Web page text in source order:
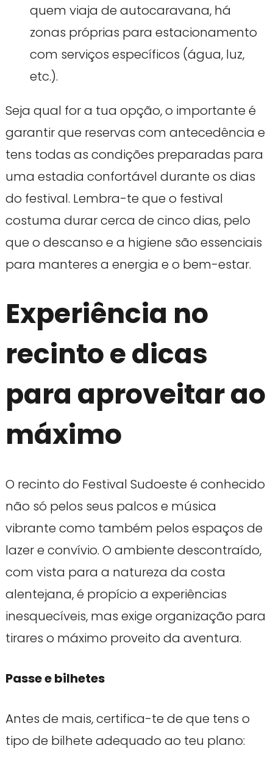
quem viaja de autocaravana, há
zonas próprias para estacionamento
com serviços específicos (água, luz,
etc.).
Seja qual for a tua opção, o importante é
garantir que reservas com antecedência e
tens todas as condições preparadas para
uma estadia confortável durante os dias
do festival. Lembra-te que o festival
costuma durar cerca de cinco dias, pelo
que o descanso e a higiene são essenciais
para manteres a energia e o bem-estar.
Experiência no
recinto e dicas
para aproveitar ao
máximo
O recinto do Festival Sudoeste é conhecido
não só pelos seus palcos e música
vibrante como também pelos espaços de
lazer e convívio. O ambiente descontraído,
com vista para a natureza da costa
alentejana, é propício a experiências
inesquecíveis, mas exige organização para
tirares o máximo proveito da aventura.
Passe e bilhetes
Antes de mais, certifica-te de que tens o
tipo de bilhete adequado ao teu plano: